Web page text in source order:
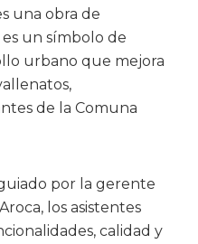
una obra de
un símbolo de
urbano que mejora
de la Comuna
por la gerente
los asistentes
calidad y